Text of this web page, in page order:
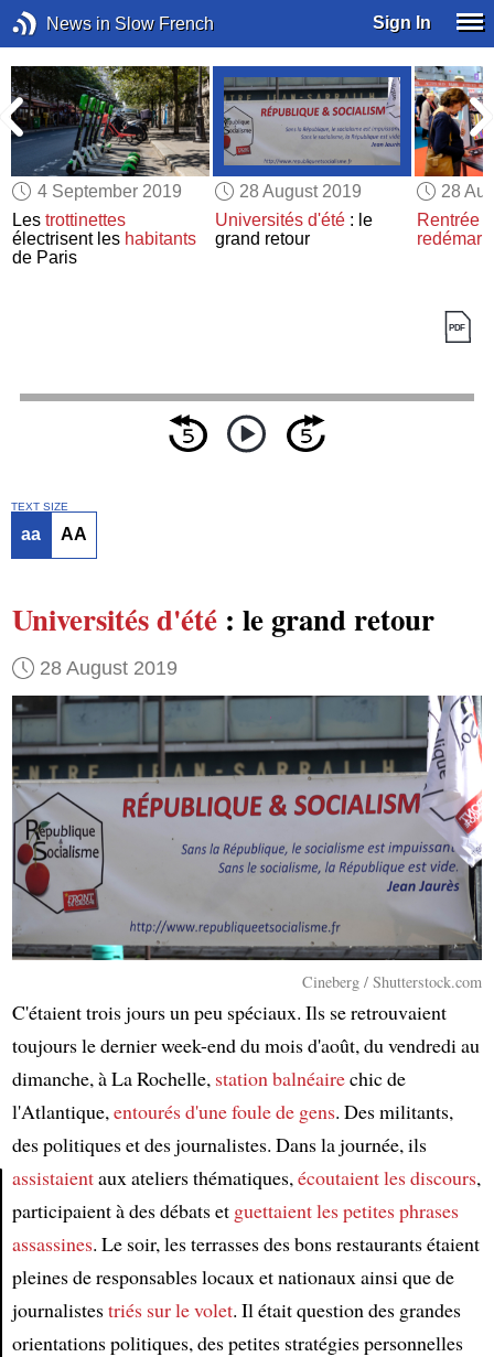
News in Slow French Sign In
4 September 2019
Lestrottinettes
électrisent les habitants
de Paris
28 August 2019
Universités d'été: le
grand retour
28
Rentrée
TEXT SIZE
aa AA
Universités d'été: le grand retour
28 August 2019
Cineberg / Shutterstock.com
C'étaient trois jours un peu spéciaux. Ils se retrouvaient
toujours le dernier week-end du mois d'août, du vendredi au
dimanche, à La Rochelle, station balnéairechic de
l'Atlantique,entourés d'une foule de gens. Des militants,
des politiques et des journalistes. Dans la journée, ils
assistaientaux ateliers thématiques,écoutaient les discours,
participaient à des débats et guettaient les petites phrases
assassines. Le soir, les terrasses des bons restaurants étaient
pleines de responsables locaux et nationaux ainsi que de
journalistestriés sur le volet. Il était question des grandes
orientations politiques, des petites stratégies personnelles